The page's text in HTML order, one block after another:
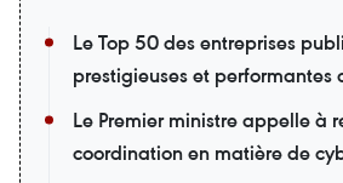
Le Top 50 des entreprises
prestigieuses et performantes
Le Premier ministre appelle à
coordination en matière de